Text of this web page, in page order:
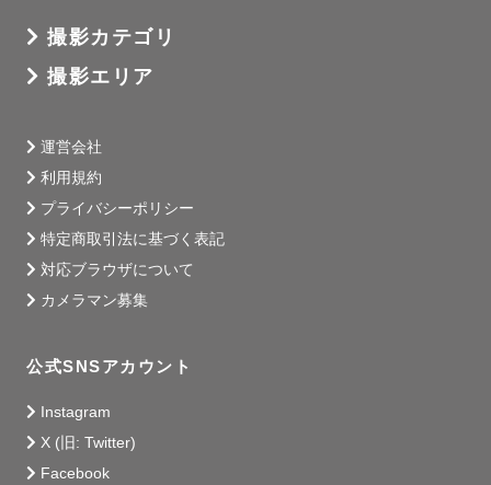
撮影カテゴリ
撮影エリア
運営会社
利用規約
プライバシーポリシー
特定商取引法に基づく表記
対応ブラウザについて
カメラマン募集
公式SNSアカウント
Instagram
X (旧: Twitter)
Facebook